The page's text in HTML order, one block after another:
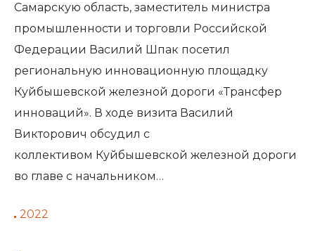
Самарскую область, заместитель министра
промышленности и торговли Российской
Федерации Василий Шпак посетил
региональную инновационную площадку
Куйбышевской железной дороги «Трансфер
инноваций». В ходе визита Василий
Викторович обсудил с
коллективом Куйбышевской железной дороги
во главе с начальником…
2022